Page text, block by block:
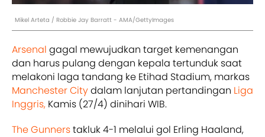
Mikel Arteta / Robbie Jay Barratt - AMA/GettyImages
Arsenal gagal mewujudkan target kemenangan
dan harus pulang dengan kepala tertunduk saat
melakoni laga tandang ke Etihad Stadium, markas
Manchester Citydalam lanjutan pertandingan Liga
Inggris, Kamis (27/4) dinihari WIB.
The Gunnerstakluk 4-1 melalui gol Erling Haaland,